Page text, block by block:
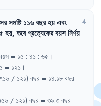
সমষ্টি ১১৬বছরহয়এবং
হয়, তবেপ্রত্যেকেরবয়সনির্ণয়
4
= ১৫ : ৪১ : ৬৫ ।
= ১২১ ।
/ ১২১) বছর = ১৪.১৮ বছর
/ ১২১) বছর = ৩৯.৩ বছর